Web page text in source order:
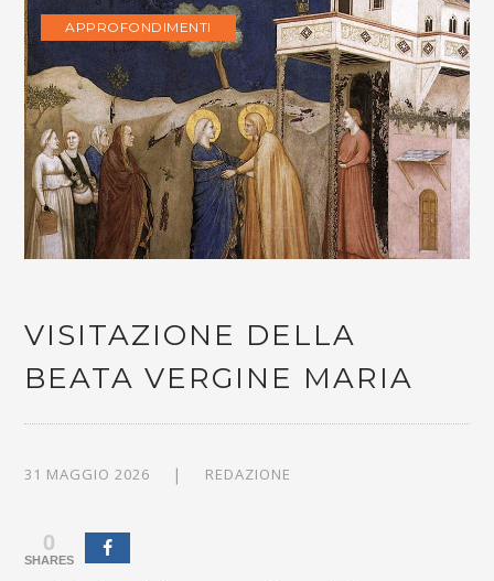
APPROFONDIMENTI
VISITAZIONE DELLA
BEATA VERGINE MARIA
31 MAGGIO 2026 REDAZIONE
0
SHARES